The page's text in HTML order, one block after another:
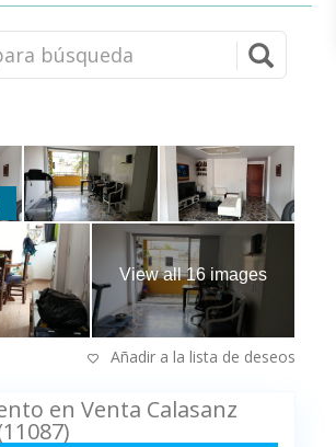
View all 16 images
Añadir a la lista de deseos
en Venta Calasanz